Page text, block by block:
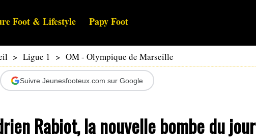
Foot & Lifestyle Papy Foot
> Ligue 1 > OM - Olympique de Marseille
Suivre Jeunesfooteux.com sur Google
Rabiot, la nouvelle bombe du jour